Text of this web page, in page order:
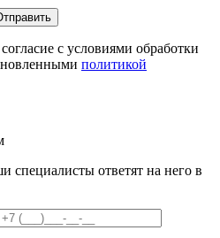
с условиями обработки
политикой
специалисты ответят на него в